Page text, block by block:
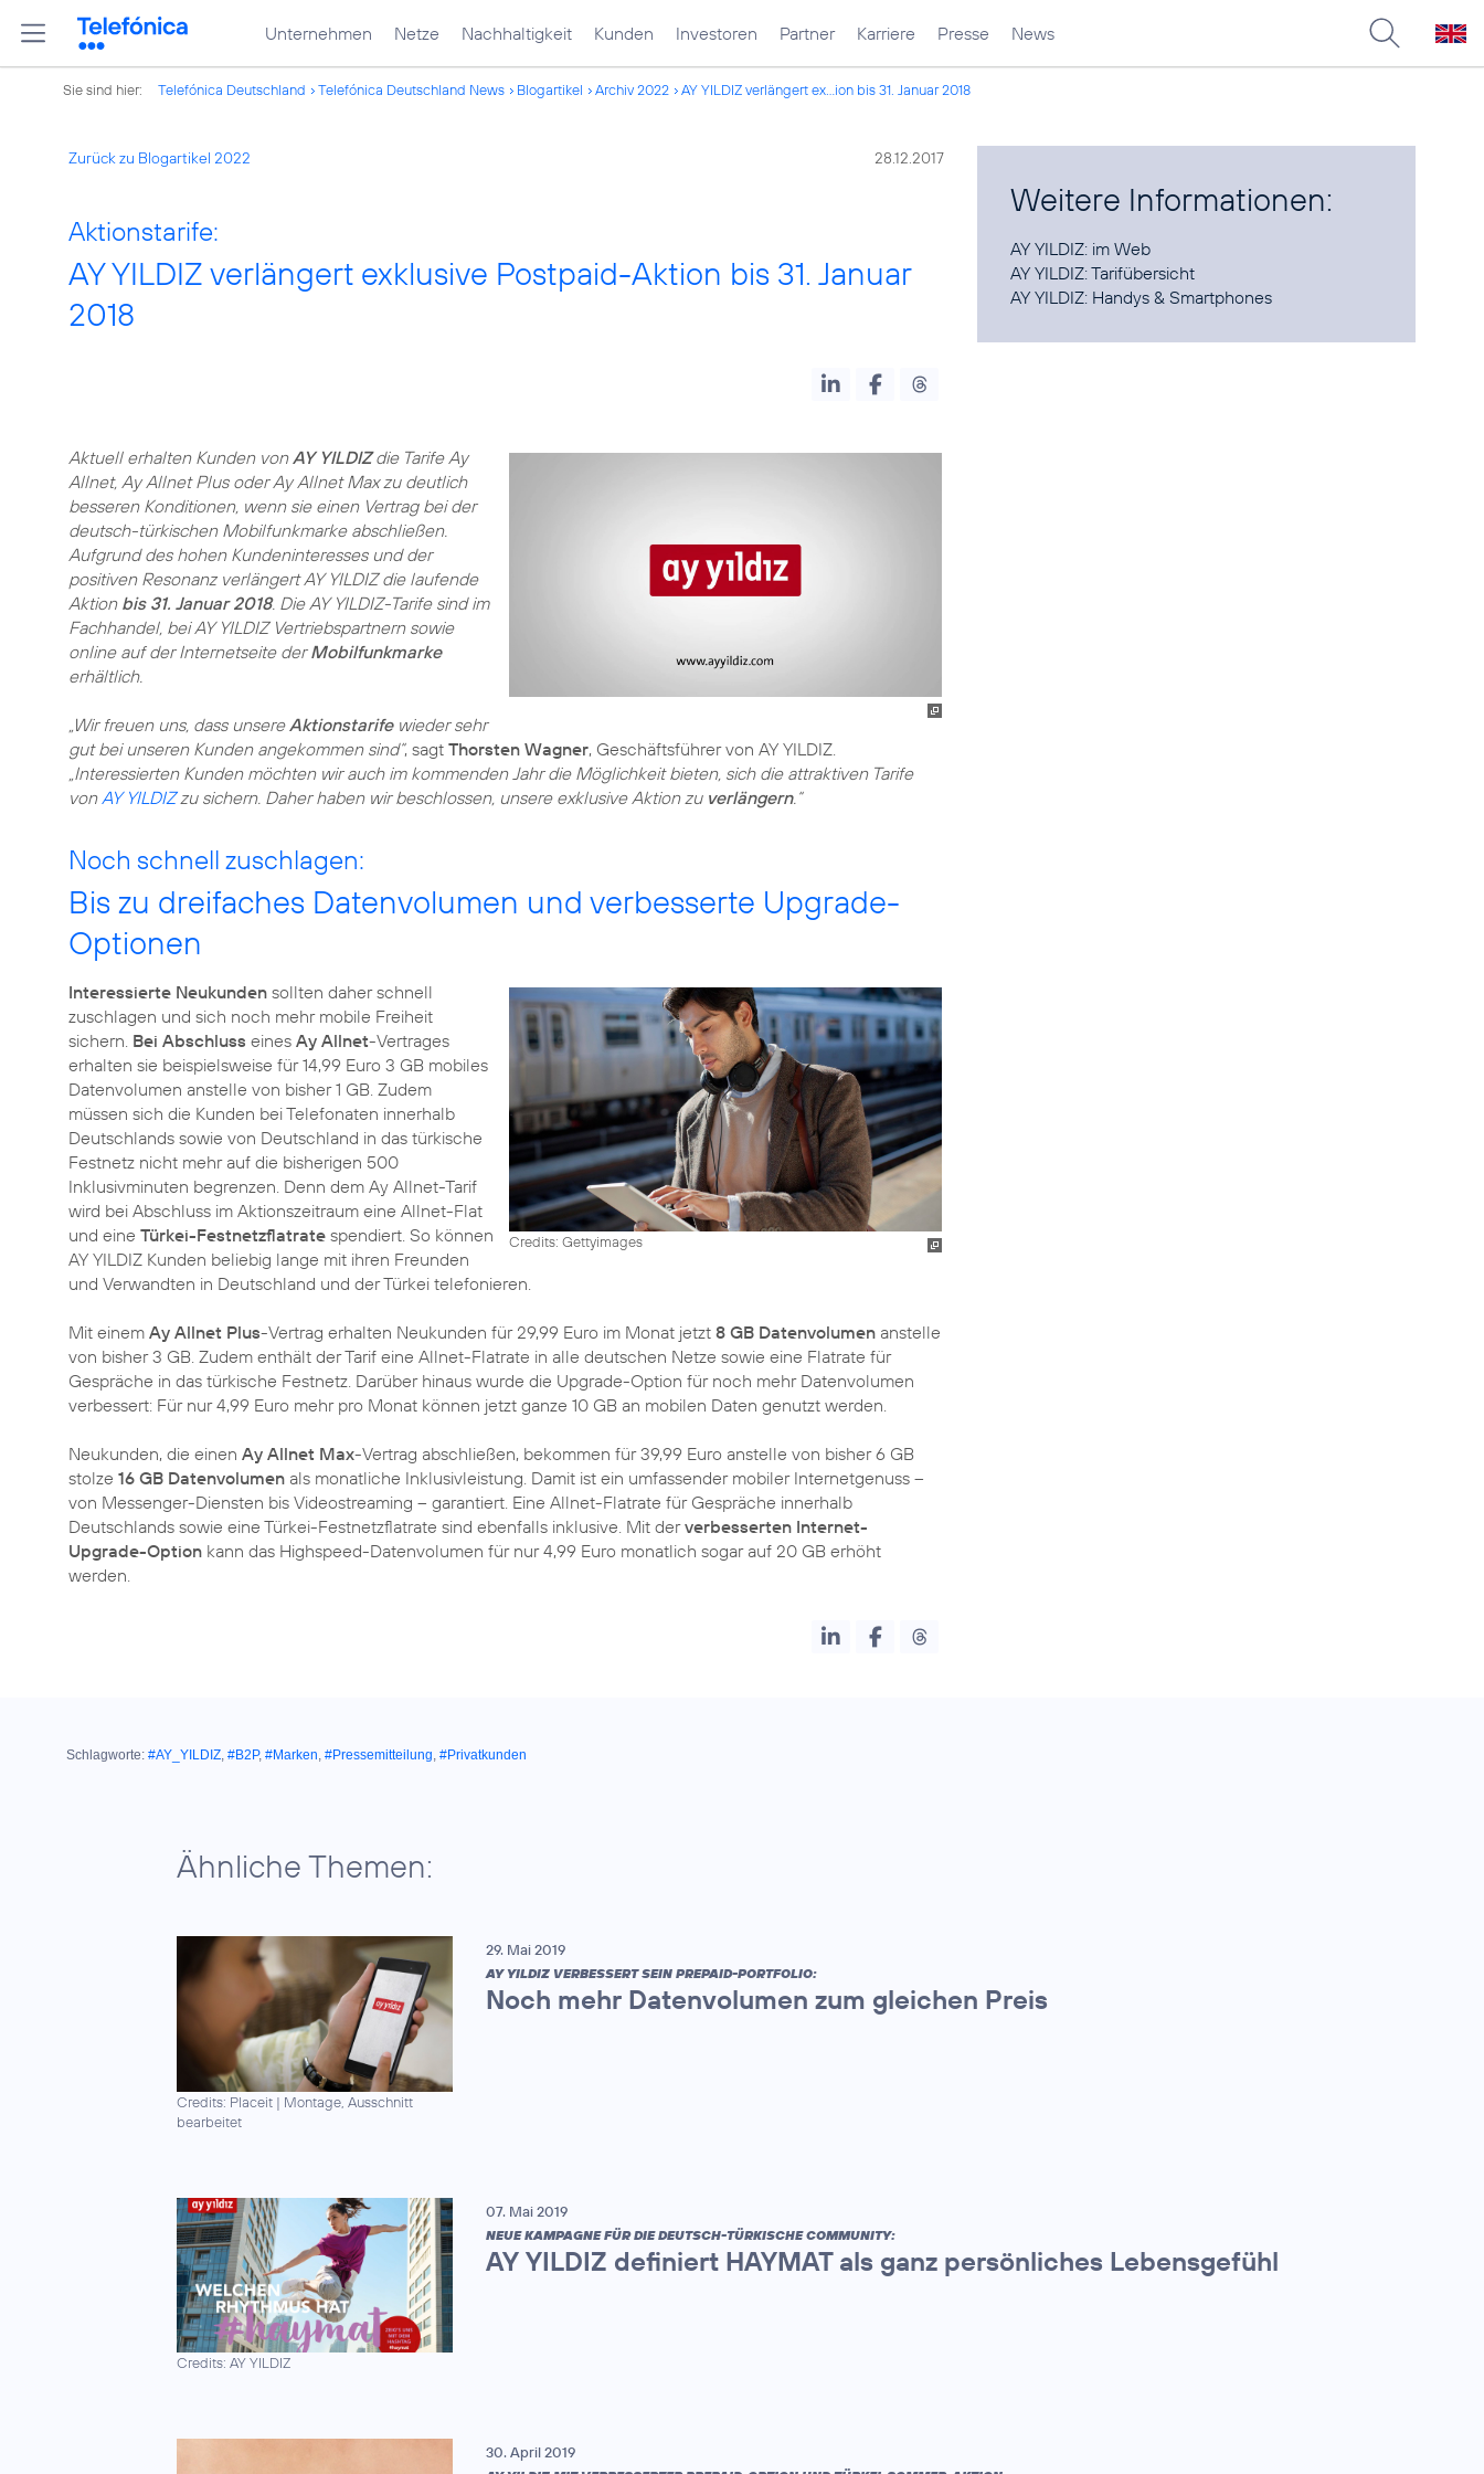
Unternehmen Netze Nachhaltigkeit Kunden Investoren Partner Karriere Presse News
Sie sind hier: Telefónica Deutschland Telefónica Deutschland News Blogartikel Archiv 2022 AY YILDIZ verlängert ex...ion bis 31. Januar 2018
Zurück zu Blogartikel 2022 28.12.2017
Aktionstarife:
AY YILDIZ verlängert exklusive Postpaid-Aktion bis 31. Januar
2018
Aktuell erhalten Kunden vonAY YILDIZdie Tarife Ay
Allnet, Ay Allnet Plus oder Ay Allnet Max zu deutlich
besseren Konditionen, wenn sie einen Vertrag bei der
deutsch-türkischen Mobilfunkmarke abschließen.
Aufgrund des hohen Kundeninteresses und der
positiven Resonanz verlängert AY YILDIZ die laufende
Aktion bis 31. Januar 2018. Die AY YILDIZ-Tarife sind im
Fachhandel, bei AY YILDIZ Vertriebspartnern sowie
online auf der Internetseite derMobilfunkmarke
erhältlich.
„Wir freuen uns, dass unsereAktionstarifewieder sehr
gut bei unseren Kunden angekommen sind“, sagt Thorsten Wagner, Geschäftsführer von AY YILDIZ.
„Interessierten Kunden möchten wir auch im kommenden Jahr die Möglichkeit bieten, sich die attraktiven Tarife
vonAY YILDIZzu sichern. Daher haben wir beschlossen, unsere exklusive Aktion zu verlängern.“
Noch schnell zuschlagen:
Bis zu dreifaches Datenvolumen und verbesserte Upgrade-
Optionen
Credits: Gettyimages
Interessierte Neukunden sollten daher schnell
zuschlagen und sich noch mehr mobile Freiheit
sichern. Bei Abschluss eines Ay Allnet-Vertrages
erhalten sie beispielsweise für 14,99 Euro 3 GB mobiles
Datenvolumen anstelle von bisher 1 GB. Zudem
müssen sich die Kunden bei Telefonaten innerhalb
Deutschlands sowie von Deutschland in das türkische
Festnetz nicht mehr auf die bisherigen 500
Inklusivminuten begrenzen. Denn dem Ay Allnet-Tarif
wird bei Abschluss im Aktionszeitraum eine Allnet-Flat
und eine Türkei-Festnetzflatrate spendiert. So können
AY YILDIZ Kunden beliebig lange mit ihren Freunden
und Verwandten in Deutschland und der Türkei telefonieren.
Mit einem Ay Allnet Plus-Vertrag erhalten Neukunden für 29,99 Euro im Monat jetzt 8 GB Datenvolumen anstelle
von bisher 3 GB. Zudem enthält der Tarif eine Allnet-Flatrate in alle deutschen Netze sowie eine Flatrate für
Gespräche in das türkische Festnetz. Darüber hinaus wurde die Upgrade-Option für noch mehr Datenvolumen
verbessert: Für nur 4,99 Euro mehr pro Monat können jetzt ganze 10 GB an mobilen Daten genutzt werden.
Neukunden, die einen Ay Allnet Max-Vertrag abschließen, bekommen für 39,99 Euro anstelle von bisher 6 GB
stolze 16 GB Datenvolumen als monatliche Inklusivleistung. Damit ist ein umfassender mobiler Internetgenuss –
von Messenger-Diensten bis Videostreaming – garantiert. Eine Allnet-Flatrate für Gespräche innerhalb
Deutschlands sowie eine Türkei-Festnetzflatrate sind ebenfalls inklusive. Mit derverbesserten Internet-
Upgrade-Option kann das Highspeed-Datenvolumen für nur 4,99 Euro monatlich sogar auf 20 GB erhöht
werden.
Weitere Informationen:
AY YILDIZ: im Web
AY YILDIZ:Tarifübersicht
AY YILDIZ: Handys & Smartphones
Schlagworte: #AY_YILDIZ, #B2P, #Marken, #Pressemitteilung, #Privatkunden
Ähnliche Themen:
Credits: Placeit | Montage, Ausschnitt
bearbeitet
29. Mai 2019
AY YILDIZ VERBESSERT SEIN PREPAID-PORTFOLIO:
Noch mehr Datenvolumen zum gleichen Preis
Credits: AY YILDIZ
07. Mai 2019
NEUE KAMPAGNE FÜR DIE DEUTSCH-TÜRKISCHE COMMUNITY:
AY YILDIZ definiert HAYMAT als ganz persönliches Lebensgefühl
30. April 2019